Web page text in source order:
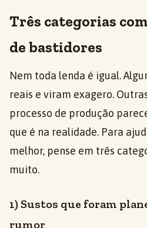
Três categorias
de bastidores
Nem toda lenda é igual.
reais e viram exagero.
processo de produção
que é na realidade. Para
melhor, pense em três
muito.
1) Sustos que foram
rumor